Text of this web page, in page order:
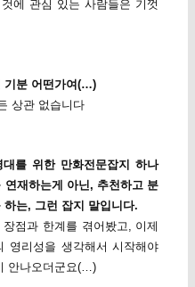
에 관심 있는 사람들은 기껏
기분 어떤가여(…)
상관 없습니다
를 위한 만화전문잡지 하나
재하는게 아닌, 추천하고 분
는, 그런 잡지 말입니다.
점과 한계를 겪어봤고, 이제
영리성을 생각해서 시작해야
안나오더군요(…)